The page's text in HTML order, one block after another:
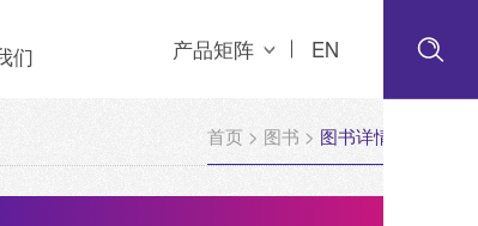
们 产品矩阵 EN
首页 > 图书 > 图书详情